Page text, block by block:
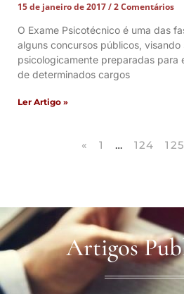
15 de janeiro de 2017
2 Comentários
O Exame Psicotécnico é uma das
alguns concursos públicos, visando
psicologicamente preparadas para
de determinados cargos
Ler Artigo »
« 1 … 124 125
Artigos